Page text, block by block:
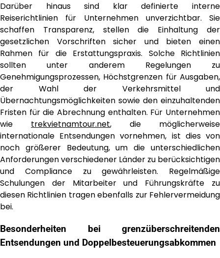
Darüber hinaus sind klar definierte interne
Reiserichtlinien für Unternehmen unverzichtbar. Sie
schaffen Transparenz, stellen die Einhaltung der
gesetzlichen Vorschriften sicher und bieten einen
Rahmen für die Erstattungspraxis. Solche Richtlinien
sollten unter anderem Regelungen zu
Genehmigungsprozessen, Höchstgrenzen für Ausgaben,
der Wahl der Verkehrsmittel und
Übernachtungsmöglichkeiten sowie den einzuhaltenden
Fristen für die Abrechnung enthalten. Für Unternehmen
wie trekvietnamtour.net, die möglicherweise
internationale Entsendungen vornehmen, ist dies von
noch größerer Bedeutung, um die unterschiedlichen
Anforderungen verschiedener Länder zu berücksichtigen
und Compliance zu gewährleisten. Regelmäßige
Schulungen der Mitarbeiter und Führungskräfte zu
diesen Richtlinien tragen ebenfalls zur Fehlervermeidung
bei.
Besonderheiten bei grenzüberschreitenden
Entsendungen und Doppelbesteuerungsabkommen